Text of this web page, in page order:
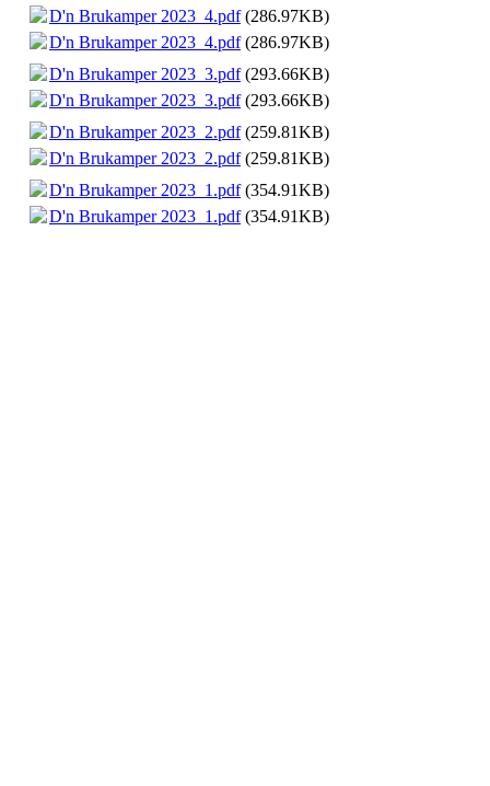
D'n Brukamper 2023_4.pdf(286.97KB)
D'n Brukamper 2023_4.pdf(286.97KB)
D'n Brukamper 2023_3.pdf(293.66KB)
D'n Brukamper 2023_3.pdf(293.66KB)
D'n Brukamper 2023_2.pdf(259.81KB)
D'n Brukamper 2023_2.pdf(259.81KB)
D'n Brukamper 2023_1.pdf(354.91KB)
D'n Brukamper 2023_1.pdf(354.91KB)